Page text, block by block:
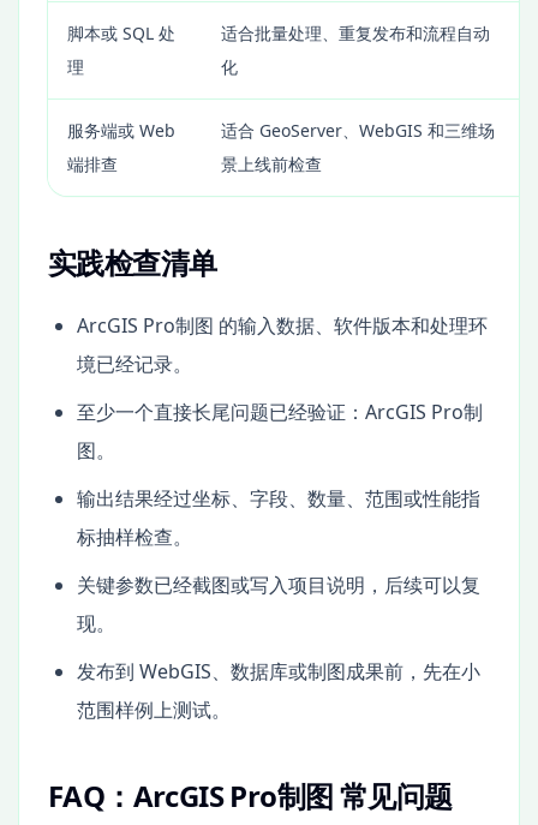
脚本或 SQL 处
理
适合批量处理、重复发布和流程自动
化
服务端或 Web
端排查
适合 GeoServer、WebGIS 和三维场
景上线前检查
实践检查清单
ArcGIS Pro制图 的输入数据、软件版本和处理环
境已经记录。
至少一个直接长尾问题已经验证：ArcGIS Pro制
图。
输出结果经过坐标、字段、数量、范围或性能指
标抽样检查。
关键参数已经截图或写入项目说明，后续可以复
现。
发布到 WebGIS、数据库或制图成果前，先在小
范围样例上测试。
FAQ：ArcGIS Pro制图 常见问题